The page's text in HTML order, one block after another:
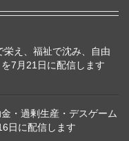
栄え、福祉で沈み、自由
7月21日に配信します
・過剰生産・デスゲーム
日に配信します